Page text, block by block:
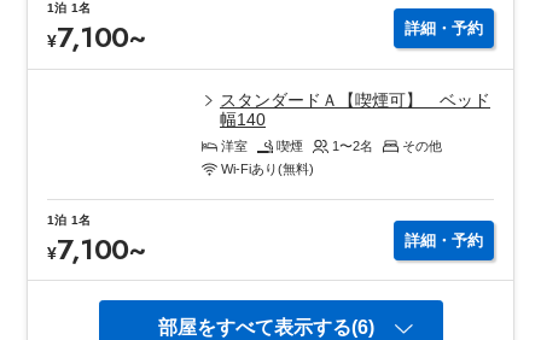
1泊 1名
¥7,100~ 詳細・予約
スタンダードＡ【喫煙可】 ベッド
幅140
洋室 喫煙 1〜2名
その他
Wi-Fiあり(無料)
1泊 1名
¥7,100~ 詳細・予約
部屋をすべて表示する(6)